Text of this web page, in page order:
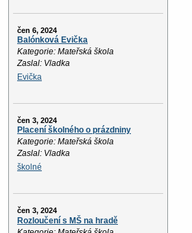
čen 6, 2024
Balónková Evička
Kategorie: Mateřská škola
Zaslal: Vladka
Evička
čen 3, 2024
Placení školného o prázdniny
Kategorie: Mateřská škola
Zaslal: Vladka
školné
čen 3, 2024
Rozloučení s MŠ na hradě